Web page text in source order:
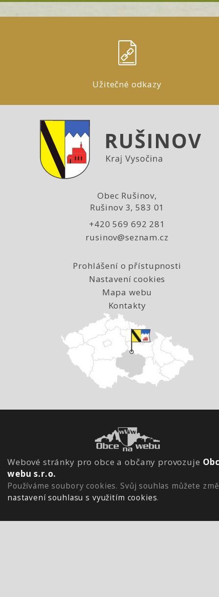
Užitečné odkazy
Obec Rušinov,
Rušinov 3, 583 01
+420 569 692 281
rusinov@seznam.cz
Prohlášení o přístupnosti
Nastavení cookies
Mapa webu
Kontakty
Webové stránky pro obce a občany provozuje
webu s.r.o.
Používáme soubory cookies. Svůj souhlas můžete
nastavení souhlasu s využitím cookies.